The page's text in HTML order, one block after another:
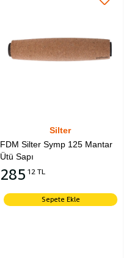
Silter
FDM Silter Symp 125 Mantar
Ütü Sapı
285 12 TL
Sepete Ekle